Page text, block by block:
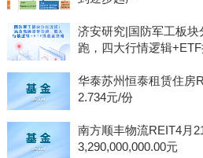
济安研究|国防军工板
跑，四大行情逻辑
华泰苏州恒泰租赁住房
2.734元/份
南方顺丰物流REIT4月
3,290,000,000.00元